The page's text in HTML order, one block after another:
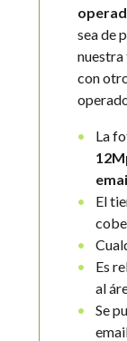
sea de
nuestra
con
La
El
Es
al
Se